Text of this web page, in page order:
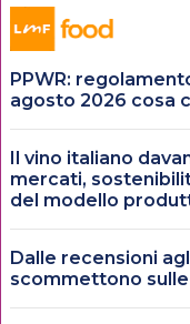
PPWR:
agosto 2026 cosa
Il vino italiano
mercati,
del modello
Dalle recensioni
scommettono